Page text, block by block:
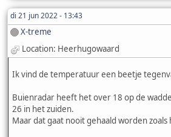
di 21 jun 2022 - 13:43
X-treme
Location: Heerhugowaard
Ik vind de temperatuur een beetje
Buienradar heeft het over 18 op de
26 in het zuiden.
Maar dat gaat nooit gehaald worden